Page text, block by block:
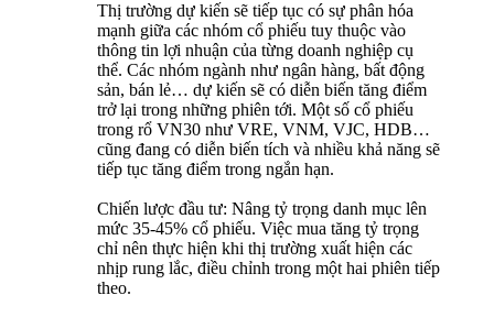
Thị trường dự kiến sẽ tiếp tục có sự phân hóa
mạnh giữa các nhóm cổ phiếu tuy thuộc vào
thông tin lợi nhuận của từng doanh nghiệp cụ
thể. Các nhóm ngành như ngân hàng, bất động
sản, bán lẻ… dự kiến sẽ có diễn biến tăng điểm
trở lại trong những phiên tới. Một số cổ phiếu
trong rổ VN30 như VRE, VNM, VJC, HDB…
cũng đang có diễn biến tích và nhiều khả năng sẽ
tiếp tục tăng điểm trong ngắn hạn.
Chiến lược đầu tư: Nâng tỷ trọng danh mục lên
mức 35-45% cổ phiếu. Việc mua tăng tỷ trọng
chỉ nên thực hiện khi thị trường xuất hiện các
nhịp rung lắc, điều chỉnh trong một hai phiên tiếp
theo.